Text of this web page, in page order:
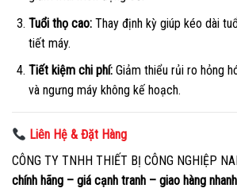
Tuổi thọ cao:Thay định kỳ giúp kéo dài
tiết máy.
Tiết kiệm chi phí:Giảm thiểu rủi ro hỏng
và ngưng máy không kế hoạch.
Liên Hệ & Đặt Hàng
CÔNG TY TNHH THIẾT BỊ CÔNG NGHIỆP
chính hãng – giá cạnh tranh – giao hàng nhanh